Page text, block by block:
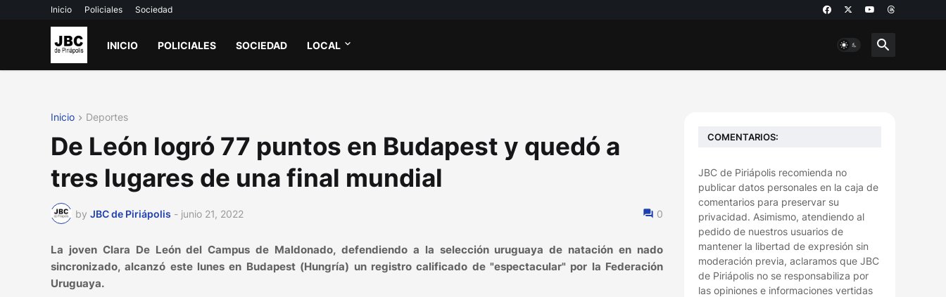
Inicio Policiales Sociedad
INICIO POLICIALES SOCIEDAD LOCAL
Inicio Deportes
De León logró 77 puntos en Budapest y quedó a
tres lugares de una final mundial
by JBC de Piriápolis - junio 21, 2022 0
La joven Clara De León del Campus de Maldonado, defendiendo a la selección uruguaya de natación en nado
sincronizado, alcanzó este lunes en Budapest (Hungría) un registro calificado de "espectacular" por la Federación
Uruguaya.
COMENTARIOS:
JBC de Piriápolis recomienda no
publicar datos personales en la caja de
comentarios para preservar su
privacidad. Asimismo, atendiendo al
pedido de nuestros usuarios de
mantener la libertad de expresión sin
moderación previa, aclaramos que JBC
de Piriápolis no se responsabiliza por
las opiniones e informaciones vertidas